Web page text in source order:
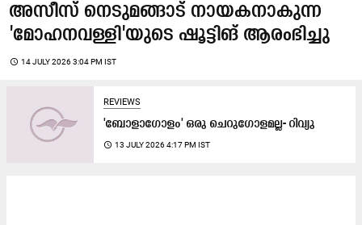
അസീസ് നെടുമങ്ങാട് നായകനാകുന്ന
'മോഹനവള്ളി'യുടെ ഷൂട്ടിങ് ആരംഭിച്ചു
access_time 14 JULY 2026 3:04 PM IST
REVIEWS
'ബോളാഗോളം' ഒരു ചെറുഗോളമല്ല- റിവ്യു
access_time 13 JULY 2026 4:17 PM IST